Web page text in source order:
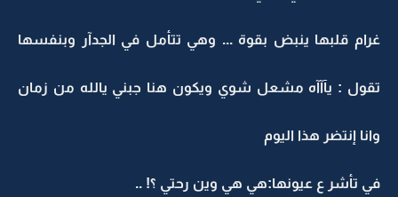
غرام قلبها ينبض بقوة ... وهي تتأمل في الجدآر وبنفسها
تقول : يآآآه مشعل شوي ويكون هنا جبني يالله من زمان
وانا إنتضر هذا اليوم
في تأشر ع عيونها:هي هي وين رحتي ؟! ..